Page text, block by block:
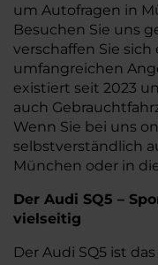
um Autofragen in
Besuchen Sie uns
verschaffen Sie
umfangreichen
existiert seit 2023
auch
Wenn Sie bei uns
selbstverständlich
München oder in
Der Audi SQ5 –
vielseitig
Der Audi SQ5 ist